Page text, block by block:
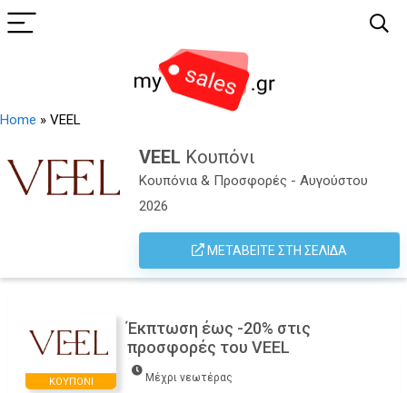
Home » VEEL
VEEL Κουπόνι
Κουπόνια & Προσφορές - Αυγούστου
2026
ΜΕΤΑΒΕΊΤΕ ΣΤΗ ΣΕΛΊΔΑ
ΚΟΥΠΌΝΙ
Έκπτωση έως -20% στις
προσφορές του VEEL
Μέχρι νεωτέρας